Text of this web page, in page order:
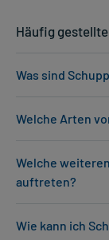
Häufig
Was sind
Welche Arten
Welche
auftreten?
Wie kann ich